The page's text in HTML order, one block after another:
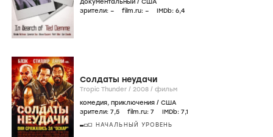
зрители: – film.ru: – IMDb: 6,4
Солдаты неудачи
Tropic Thunder / 2008 / фильм
комедия, приключения / США
зрители: 7,5 film.ru: 7 IMDb: 7,1
НАЧАЛЬНЫЙ УРОВЕНЬ